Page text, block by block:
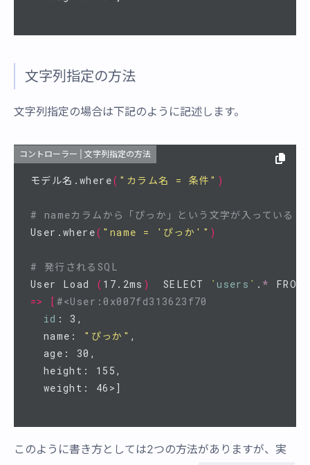
文字列指定の方法
文字列指定の場合は下記のように記述します。
コントローラー | 文字列指定の方法
モデル名.where( "カラム名 = 条件" )
# nameカラムから「ぴっか」という文字が入っているレ
User.where( "name = 'ぴっか'" )
# 発行されるSQL
User Load
( 17.2ms )
  SELECT
`users ` . * FROM
=>
[ #<User:0x007fd313623f70
id : 3,
  name:
"ぴっか" ,
  age: 30,
  height: 155,
このように書き方としては2つの方法がありますが、実